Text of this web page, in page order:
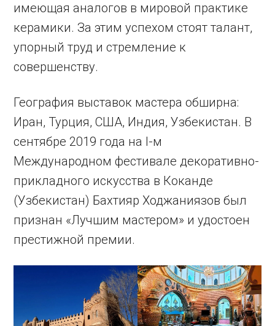
имеющая аналогов в мировой практике
керамики. За этим успехом стоят талант,
упорный труд и стремление к
совершенству.
География выставок мастера обширна:
Иран, Турция, США, Индия, Узбекистан. В
сентябре 2019 года на I-м
Международном фестивале декоративно-
прикладного искусства в Коканде
(Узбекистан) Бахтияр Ходжаниязов был
признан «Лучшим мастером» и удостоен
престижной премии.